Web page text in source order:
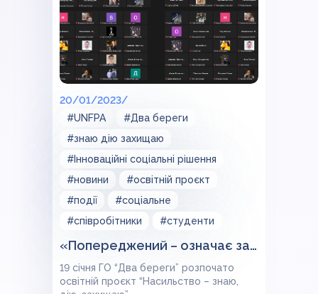
20/01/2023/
#UNFPA
#Два береги
#знаю дію захищаю
#Інноваційні соціальні рішення
#новини
#освітній проєкт
#події
#соціальне
#співробітники
#студенти
«Попереджений – означає захищений»
19 січня ГО “Два береги” розпочато
освітній проєкт “Насильство – знаю,